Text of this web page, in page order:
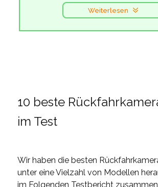
Weiterlesen
10 beste
im Test
Wir haben die besten
unter eine Vielzahl von Modellen
im Folgenden Testbericht